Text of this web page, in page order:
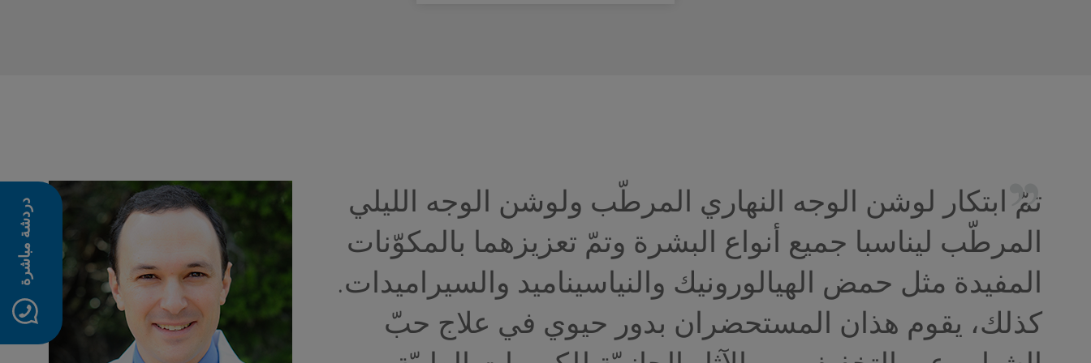
دردشة مباشرة
تمّ ابتكار لوشن الوجه النهاري المرطّب ولوشن الوجه الليلي
المرطّب ليناسبا جميع أنواع البشرة وتمّ تعزيزهما بالمكوّنات
المفيدة مثل حمض الهيالورونيك والنياسيناميد والسيراميدات.
كذلك، يقوم هذان المستحضران بدور حيوي في علاج حبّ